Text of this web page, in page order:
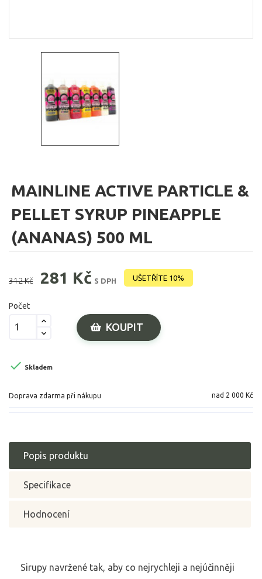
MAINLINE ACTIVE PARTICLE &
PELLET SYRUP PINEAPPLE
(ANANAS) 500 ML
312 Kč 281 Kč S DPH UŠETŘÍTE 10%
Počet
KOUPIT
 Skladem
Doprava zdarma při nákupu nad 2 000 Kč
Popis produktu
Specifikace
Hodnocení
Sirupy navržené tak, aby co nejrychleji a nejúčinněji